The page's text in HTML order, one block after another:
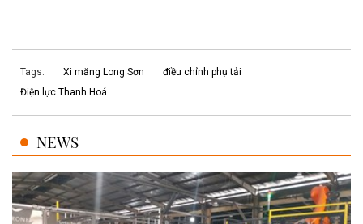
Tags: Xi măng Long Sơn
điều chỉnh phụ tải
Điện lực Thanh Hoá
NEWS